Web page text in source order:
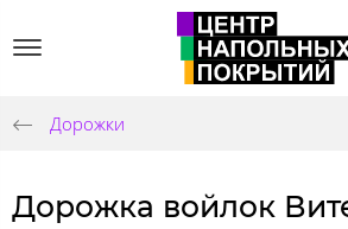
Дорожки
Дорожка войлок